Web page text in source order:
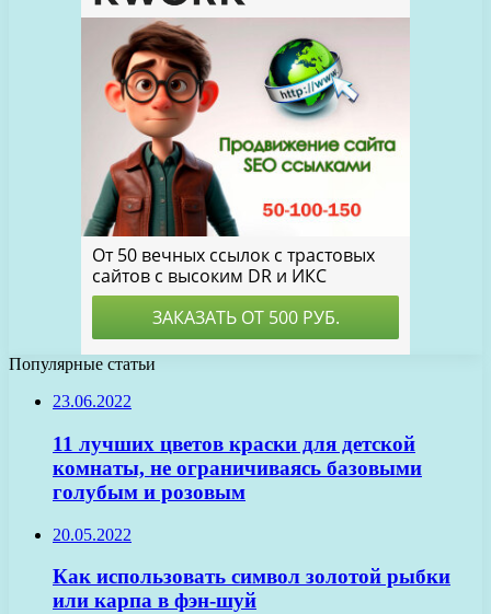
Популярные статьи
23.06.2022
11 лучших цветов краски для детской
комнаты, не ограничиваясь базовыми
голубым и розовым
20.05.2022
Как использовать символ золотой рыбки
или карпа в фэн-шуй